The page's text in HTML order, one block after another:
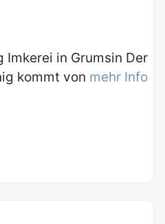
Imkerei in Grumsin Der
kommt von mehr Info